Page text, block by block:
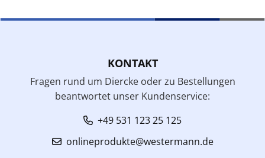
KONTAKT
Fragen rund um Diercke oder zu Bestellungen
beantwortet unser Kundenservice:
+49 531 123 25 125
onlineprodukte@westermann.de